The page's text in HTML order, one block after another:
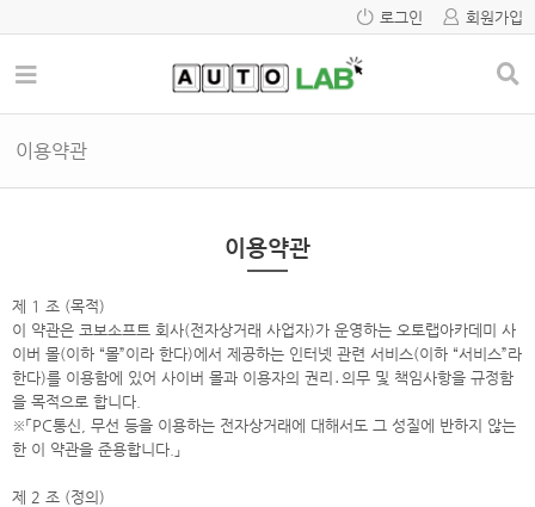
로그인 회원가입
이용약관
이용약관
제 1 조 (목적)
이 약관은 코보소프트 회사(전자상거래 사업자)가 운영하는 오토랩아카데미 사
이버 몰(이하 “몰”이라 한다)에서 제공하는 인터넷 관련 서비스(이하 “서비스”라
한다)를 이용함에 있어 사이버 몰과 이용자의 권리․의무 및 책임사항을 규정함
을 목적으로 합니다.
※「PC통신, 무선 등을 이용하는 전자상거래에 대해서도 그 성질에 반하지 않는
한 이 약관을 준용합니다.」
제 2 조 (정의)